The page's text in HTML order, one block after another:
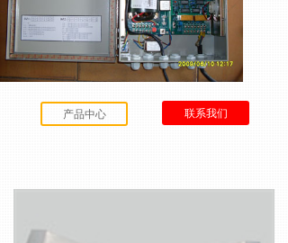
联系我们
产品中心